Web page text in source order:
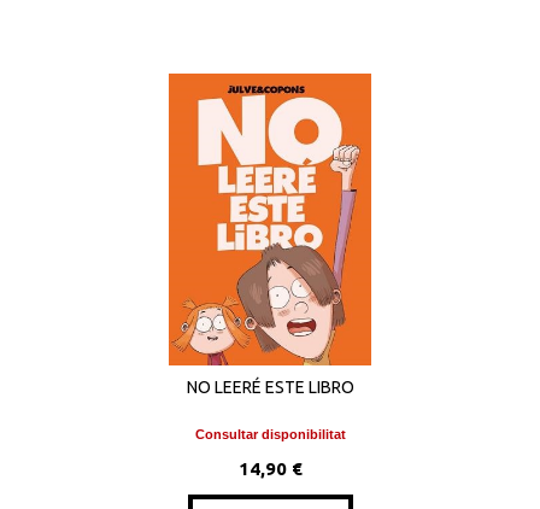
NO LEERÉ ESTE LIBRO
Consultar disponibilitat
14,90 €